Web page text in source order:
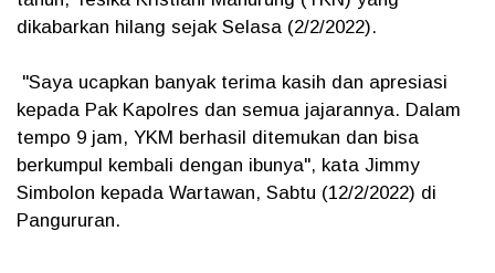
dikabarkan hilang sejak Selasa (2/2/2022).
"Saya ucapkan banyak terima kasih dan apresiasi
kepada Pak Kapolres dan semua jajarannya. Dalam
tempo 9 jam, YKM berhasil ditemukan dan bisa
berkumpul kembali dengan ibunya", kata Jimmy
Simbolon kepada Wartawan, Sabtu (12/2/2022) di
Pangururan.